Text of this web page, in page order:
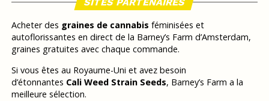
SITES PARTENAIRES
Acheter des graines de cannabis féminisées et
autoflorissantes en direct de la Barney’s Farm d’Amsterdam,
graines gratuites avec chaque commande.
Si vous êtes au Royaume-Uni et avez besoin
d’étonnantes Cali Weed Strain Seeds, Barney’s Farm a la
meilleure sélection.